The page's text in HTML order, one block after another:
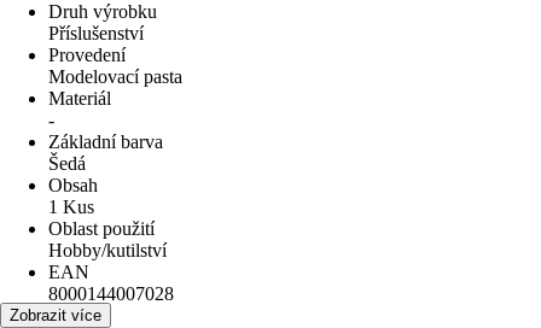
Druh výrobku
Příslušenství
Provedení
Modelovací pasta
Materiál
-
Základní barva
Šedá
Obsah
1 Kus
Oblast použití
Hobby/kutilství
EAN
8000144007028
Zobrazit více